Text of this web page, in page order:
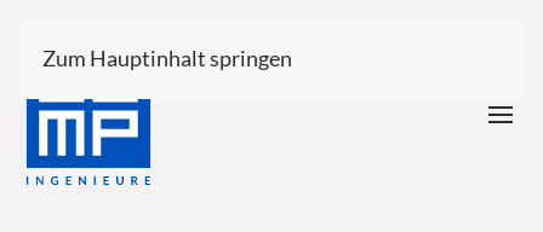
Zum Hauptinhalt springen